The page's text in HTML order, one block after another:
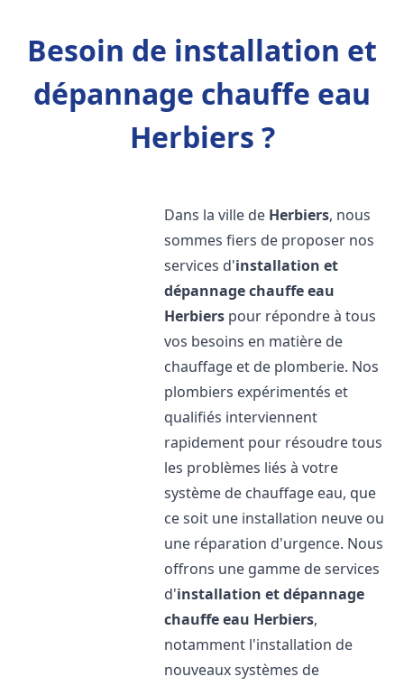
Besoin de installation et
dépannage chauffe eau
Herbiers ?
Dans la ville de Herbiers, nous
sommes fiers de proposer nos
services d'installation et
dépannage chauffe eau
Herbiers pour répondre à tous
vos besoins en matière de
chauffage et de plomberie. Nos
plombiers expérimentés et
qualifiés interviennent
rapidement pour résoudre tous
les problèmes liés à votre
système de chauffage eau, que
ce soit une installation neuve ou
une réparation d'urgence. Nous
offrons une gamme de services
d'installation et dépannage
chauffe eau Herbiers,
notamment l'installation de
nouveaux systèmes de